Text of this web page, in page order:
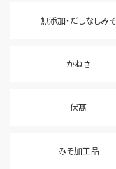
無添加・だしなしみそ
かねさ
伏髙
みそ加工品